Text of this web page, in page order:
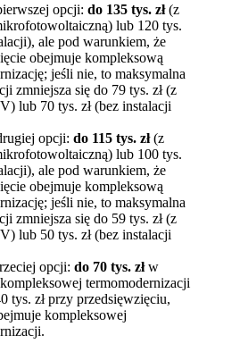
opcji:do 135 tys. zł(z
lub 120 tys.
ale pod warunkiem, że
obejmuje kompleksową
jeśli nie, to maksymalna
zmniejsza się do 79 tys. zł (z
lub 70 tys. zł (bez instalacji
opcji:do 115 tys. zł(z
lub 100 tys.
ale pod warunkiem, że
obejmuje kompleksową
jeśli nie, to maksymalna
zmniejsza się do 59 tys. zł (z
lub 50 tys. zł (bez instalacji
opcji:do 70 tys. złw
termomodernizacji
tys. zł przy przedsięwzięciu,
kompleksowej